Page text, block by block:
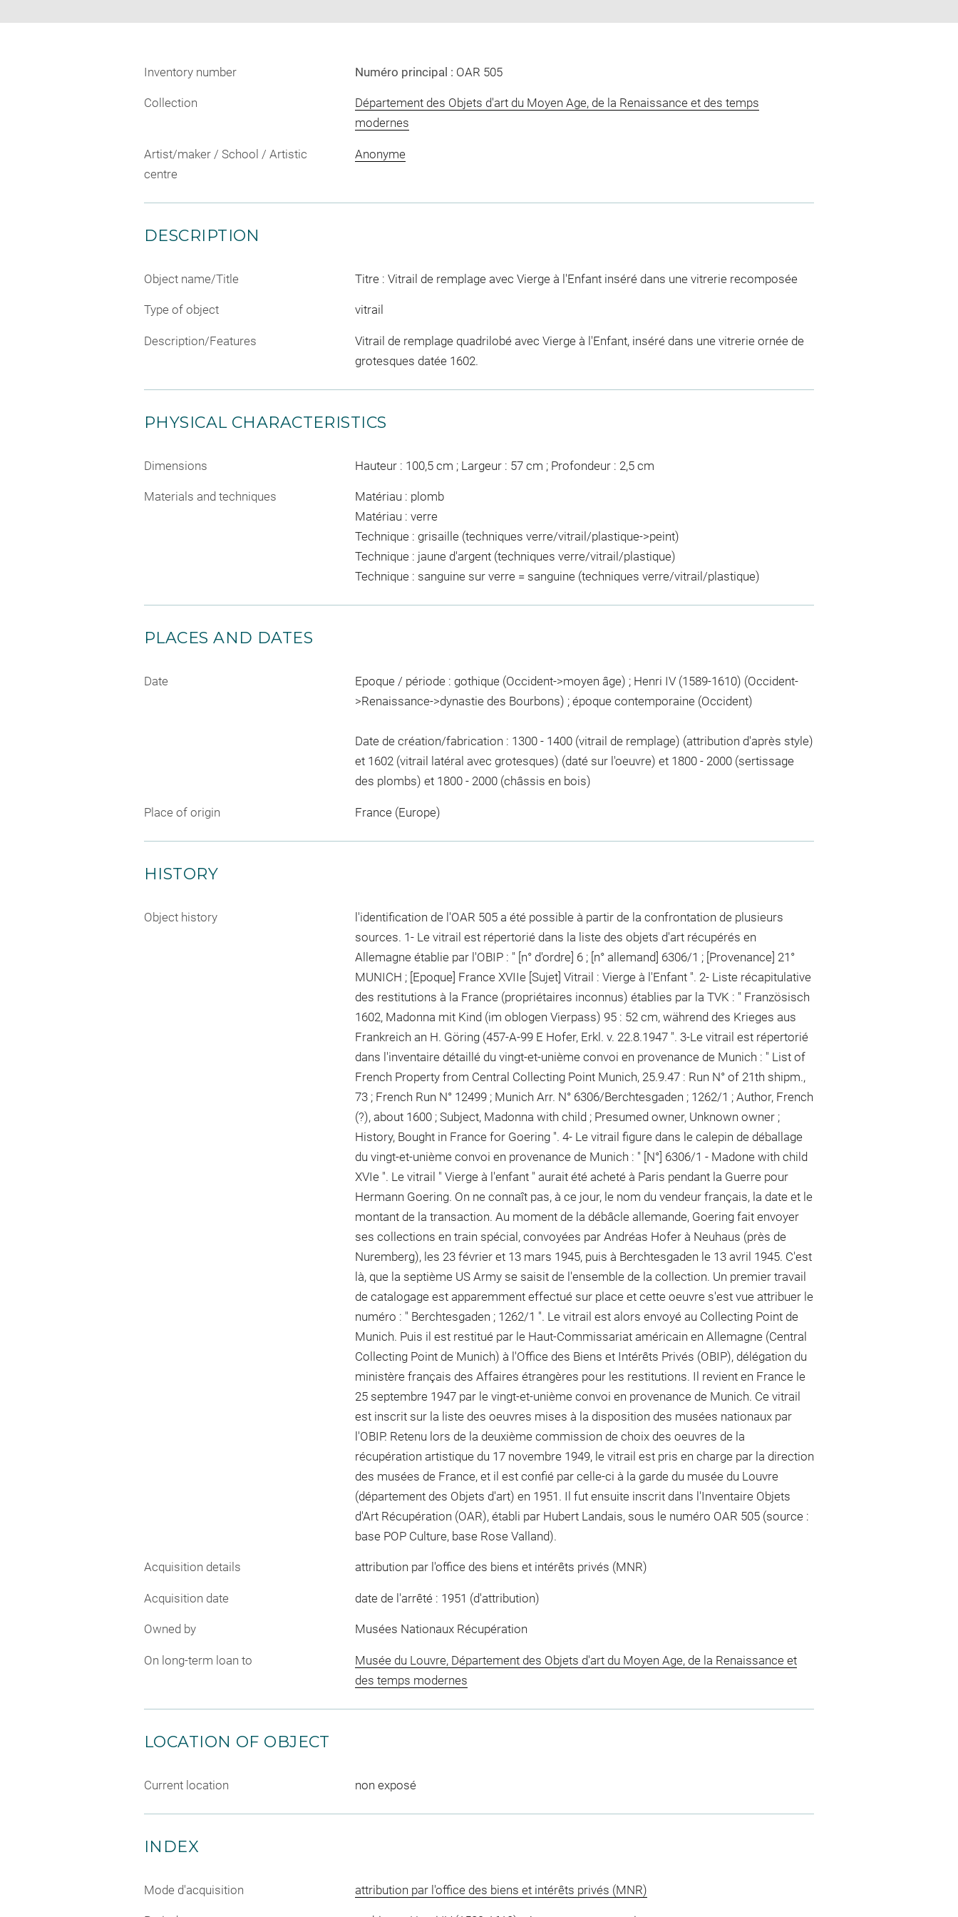
Inventory number Numéro principal : OAR 505
Collection
Département des Objets d'art du Moyen Age, de la Renaissance et des temps
modernes
Artist/maker / School / Artistic
centre
Anonyme
DESCRIPTION
Object name/Title Titre : Vitrail de remplage avec Vierge à l'Enfant inséré dans une vitrerie recomposée
Type of object vitrail
Description/Features
Vitrail de remplage quadrilobé avec Vierge à l'Enfant, inséré dans une vitrerie ornée de
grotesques datée 1602.
PHYSICAL CHARACTERISTICS
Dimensions Hauteur : 100,5 cm ; Largeur : 57 cm ; Profondeur : 2,5 cm
Materials and techniques
Matériau : plomb
Matériau : verre
Technique : grisaille (techniques verre/vitrail/plastique->peint)
Technique : jaune d'argent (techniques verre/vitrail/plastique)
Technique : sanguine sur verre = sanguine (techniques verre/vitrail/plastique)
PLACES AND DATES
Date
Epoque / période : gothique (Occident->moyen âge) ; Henri IV (1589-1610) (Occident-
>Renaissance->dynastie des Bourbons) ; époque contemporaine (Occident)
Date de création/fabrication : 1300 - 1400 (vitrail de remplage) (attribution d'après style)
et 1602 (vitrail latéral avec grotesques) (daté sur l'oeuvre) et 1800 - 2000 (sertissage
des plombs) et 1800 - 2000 (châssis en bois)
Place of origin France (Europe)
HISTORY
Object history
l'identification de l'OAR 505 a été possible à partir de la confrontation de plusieurs
sources. 1- Le vitrail est répertorié dans la liste des objets d'art récupérés en
Allemagne établie par l'OBIP : " [n° d'ordre] 6 ; [n° allemand] 6306/1 ; [Provenance] 21°
MUNICH ; [Epoque] France XVIIe [Sujet] Vitrail : Vierge à l'Enfant ". 2- Liste récapitulative
des restitutions à la France (propriétaires inconnus) établies par la TVK : " Französisch
1602, Madonna mit Kind (im oblogen Vierpass) 95 : 52 cm, während des Krieges aus
Frankreich an H. Göring (457-A-99 E Hofer, Erkl. v. 22.8.1947 ". 3-Le vitrail est répertorié
dans l'inventaire détaillé du vingt-et-unième convoi en provenance de Munich : " List of
French Property from Central Collecting Point Munich, 25.9.47 : Run N° of 21th shipm.,
73 ; French Run N° 12499 ; Munich Arr. N° 6306/Berchtesgaden ; 1262/1 ; Author, French
(?), about 1600 ; Subject, Madonna with child ; Presumed owner, Unknown owner ;
History, Bought in France for Goering ". 4- Le vitrail figure dans le calepin de déballage
du vingt-et-unième convoi en provenance de Munich : " [N°] 6306/1 - Madone with child
XVIe ". Le vitrail " Vierge à l'enfant " aurait été acheté à Paris pendant la Guerre pour
Hermann Goering. On ne connaît pas, à ce jour, le nom du vendeur français, la date et le
montant de la transaction. Au moment de la débâcle allemande, Goering fait envoyer
ses collections en train spécial, convoyées par Andréas Hofer à Neuhaus (près de
Nuremberg), les 23 février et 13 mars 1945, puis à Berchtesgaden le 13 avril 1945. C'est
là, que la septième US Army se saisit de l'ensemble de la collection. Un premier travail
de catalogage est apparemment effectué sur place et cette oeuvre s'est vue attribuer le
numéro : " Berchtesgaden ; 1262/1 ". Le vitrail est alors envoyé au Collecting Point de
Munich. Puis il est restitué par le Haut-Commissariat américain en Allemagne (Central
Collecting Point de Munich) à l'Office des Biens et Intérêts Privés (OBIP), délégation du
ministère français des Affaires étrangères pour les restitutions. Il revient en France le
25 septembre 1947 par le vingt-et-unième convoi en provenance de Munich. Ce vitrail
est inscrit sur la liste des oeuvres mises à la disposition des musées nationaux par
l'OBIP. Retenu lors de la deuxième commission de choix des oeuvres de la
récupération artistique du 17 novembre 1949, le vitrail est pris en charge par la direction
des musées de France, et il est confié par celle-ci à la garde du musée du Louvre
(département des Objets d'art) en 1951. Il fut ensuite inscrit dans l'Inventaire Objets
d'Art Récupération (OAR), établi par Hubert Landais, sous le numéro OAR 505 (source :
base POP Culture, base Rose Valland).
Acquisition details attribution par l'office des biens et intérêts privés (MNR)
Acquisition date date de l'arrêté : 1951 (d'attribution)
Owned by Musées Nationaux Récupération
On long-term loan to
Musée du Louvre, Département des Objets d'art du Moyen Age, de la Renaissance et
des temps modernes
LOCATION OF OBJECT
Current location non exposé
INDEX
Mode d'acquisition attribution par l'office des biens et intérêts privés (MNR)